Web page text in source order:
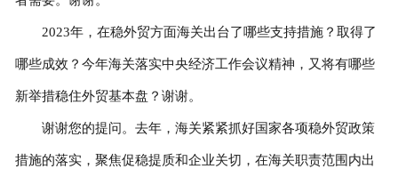
2023年，在稳外贸方面海关出台了哪些支持措施？取得了
哪些成效？今年海关落实中央经济工作会议精神，又将有哪些
新举措稳住外贸基本盘？谢谢。
谢谢您的提问。去年，海关紧紧抓好国家各项稳外贸政策
措施的落实，聚焦促稳提质和企业关切，在海关职责范围内出